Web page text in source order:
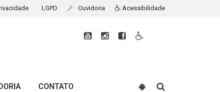
LGPD Ouvidoria Acessibilidade
CONTATO